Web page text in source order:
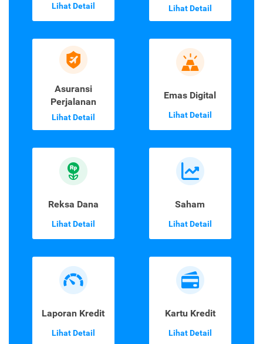
Lihat Detail Lihat Detail
Asuransi
Perjalanan
Lihat Detail
Emas Digital
Lihat Detail
Reksa Dana
Lihat Detail
Saham
Lihat Detail
Laporan Kredit
Lihat Detail
Kartu Kredit
Lihat Detail